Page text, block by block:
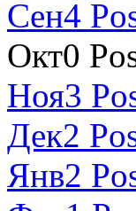
Сен4
Окт0
Ноя3
Дек2
Янв2